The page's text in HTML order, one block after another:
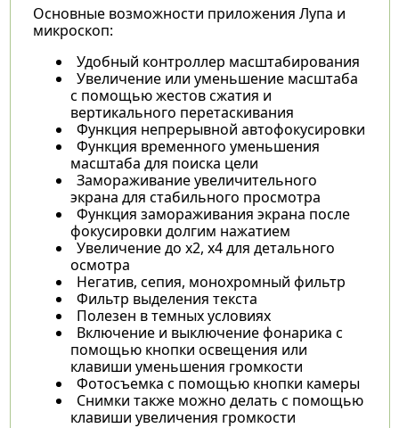
Основные возможности приложения Лупа и
микроскоп:
Удобный контроллер масштабирования
Увеличение или уменьшение масштаба
с помощью жестов сжатия и
вертикального перетаскивания
Функция непрерывной автофокусировки
Функция временного уменьшения
масштаба для поиска цели
Замораживание увеличительного
экрана для стабильного просмотра
Функция замораживания экрана после
фокусировки долгим нажатием
Увеличение до х2, х4 для детального
осмотра
Негатив, сепия, монохромный фильтр
Фильтр выделения текста
Полезен в темных условиях
Включение и выключение фонарика с
помощью кнопки освещения или
клавиши уменьшения громкости
Фотосъемка с помощью кнопки камеры
Снимки также можно делать с помощью
клавиши увеличения громкости